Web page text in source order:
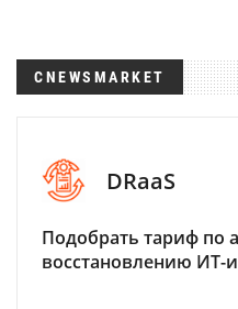
CNEWSMARKET
DRaaS
Подобрать тариф по
восстановлению ИТ-